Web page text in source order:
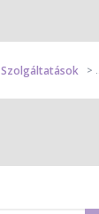
Szolgáltatások >